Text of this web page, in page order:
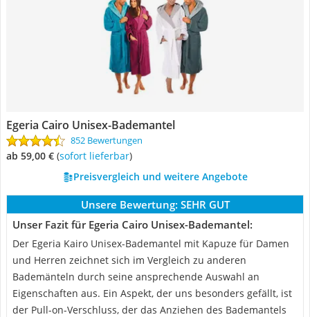
Egeria Cairo Unisex-Bademantel
852 Bewertungen
ab 59,00 € ( Sofort lieferbar)
Preisvergleich und weitere Angebote
Unsere Bewertung: SEHR GUT
Unser Fazit für Egeria Cairo Unisex-Bademantel:
Der Egeria Kairo Unisex-Bademantel mit Kapuze für Damen
und Herren zeichnet sich im Vergleich zu anderen
Bademänteln durch seine ansprechende Auswahl an
Eigenschaften aus. Ein Aspekt, der uns besonders gefällt, ist
der Pull-on-Verschluss, der das Anziehen des Bademantels